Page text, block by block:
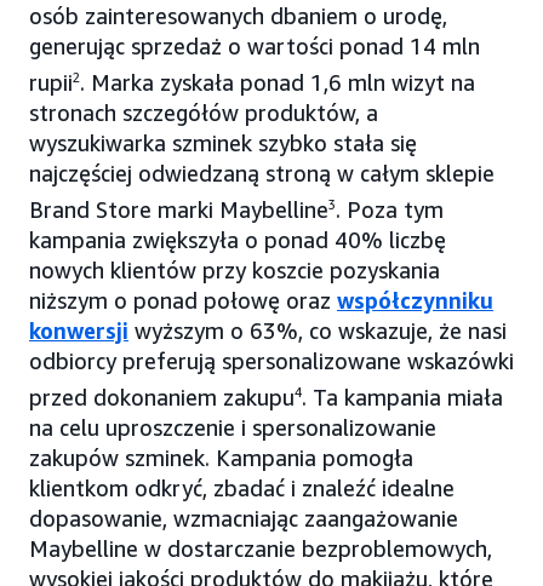
osób zainteresowanych dbaniem o urodę,
generując sprzedaż o wartości ponad 14 mln
rupii2. Marka zyskała ponad 1,6 mln wizyt na
stronach szczegółów produktów, a
wyszukiwarka szminek szybko stała się
najczęściej odwiedzaną stroną w całym sklepie
Brand Store marki Maybelline3. Poza tym
kampania zwiększyła o ponad 40% liczbę
nowych klientów przy koszcie pozyskania
niższym o ponad połowę oraz współczynniku
konwersji wyższym o 63%, co wskazuje, że nasi
odbiorcy preferują spersonalizowane wskazówki
przed dokonaniem zakupu4. Ta kampania miała
na celu uproszczenie i spersonalizowanie
zakupów szminek. Kampania pomogła
klientkom odkryć, zbadać i znaleźć idealne
dopasowanie, wzmacniając zaangażowanie
Maybelline w dostarczanie bezproblemowych,
wysokiej jakości produktów do makijażu, które